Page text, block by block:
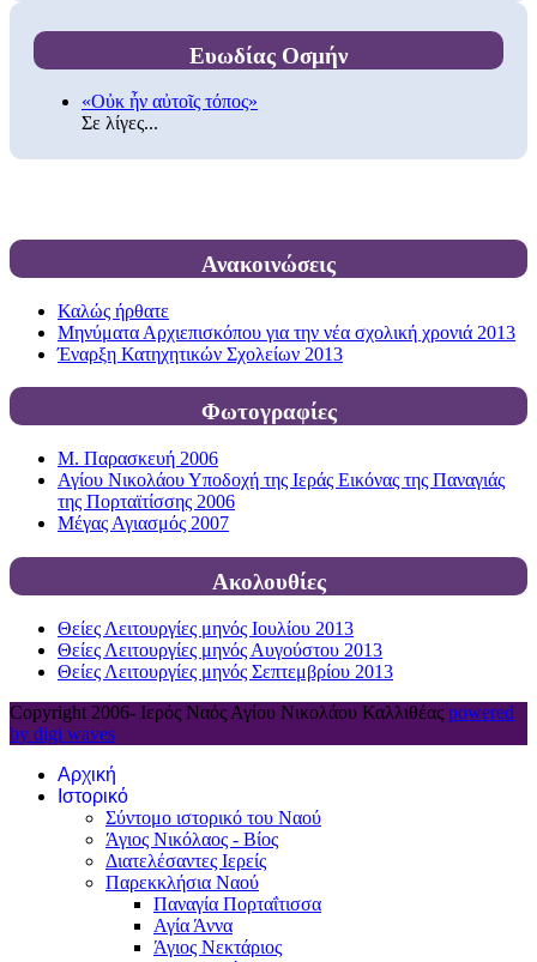
Ευωδίας Οσμήν
«Οὐκ ἦν αὐτοῖς τόπος»
Σε λίγες...
Ανακοινώσεις
Καλώς ήρθατε
Μηνύματα Αρχιεπισκόπου για την νέα σχολική χρονιά 2013
Έναρξη Κατηχητικών Σχολείων 2013
Φωτογραφίες
Μ. Παρασκευή 2006
Αγίου Νικολάου Υποδοχή της Ιεράς Εικόνας της Παναγιάς
της Πορταϊτίσσης 2006
Μέγας Αγιασμός 2007
Ακολουθίες
Θείες Λειτουργίες μηνός Ιουλίου 2013
Θείες Λειτουργίες μηνός Αυγούστου 2013
Θείες Λειτουργίες μηνός Σεπτεμβρίου 2013
Copyright 2006- Ιερός Ναός Αγίου Νικολάου Καλλιθέας powered
by digi waves
Αρχική
Ιστορικό
Σύντομο ιστορικό του Ναού
Άγιος Νικόλαος - Βίος
Διατελέσαντες Ιερείς
Παρεκκλήσια Ναού
Παναγία Πορταΐτισσα
Αγία Άννα
Άγιος Νεκτάριος